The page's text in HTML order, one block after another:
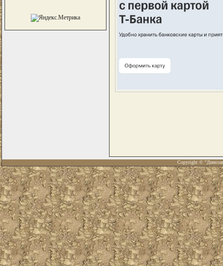
Copyright ©